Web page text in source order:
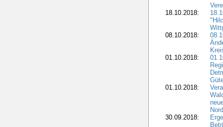
18.10.2018:
08.10.2018:
01.10.2018:
01.10.2018:
30.09.2018: